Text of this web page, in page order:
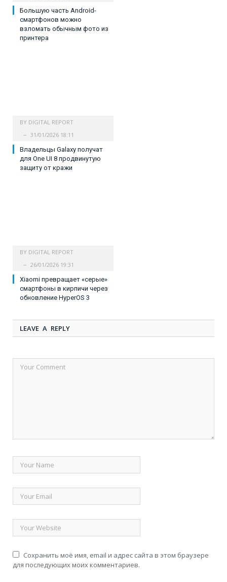
Большую часть Android-
смартфонов можно
взломать обычным фото из
принтера
BY DIGITAL REPORT
31/01/2026 18:11
Владельцы Galaxy получат
для One UI 8 продвинутую
защиту от кражи
BY DIGITAL REPORT
26/01/2026 19:31
Xiaomi превращает «серые»
смартфоны в кирпичи через
обновление HyperOS 3
LEAVE A REPLY
Сохранить моё имя, email и адрес сайта в этом браузере
для последующих моих комментариев.